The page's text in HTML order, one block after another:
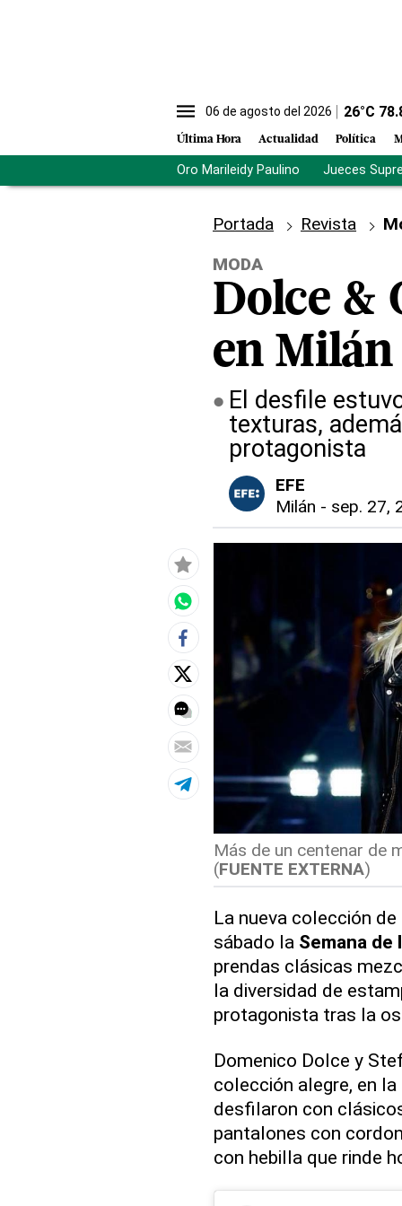
06 de agosto del 2026 26°C
Última Hora Actualidad Política
Oro Marileidy Paulino Jueces
Portada Revista
MODA
Dolce &
en Milán
El desfile
texturas,
protagonista
EFE
Milán - sep. 27,
Más de un centenar de
(FUENTE EXTERNA)
La nueva colección
sábado la Semana de
prendas clásicas
la diversidad de
protagonista tras la
Domenico Dolce y
colección alegre, en
desfilaron con
pantalones con
con hebilla que rinde